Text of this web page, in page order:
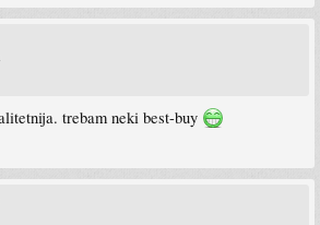
trebam neki best-buy